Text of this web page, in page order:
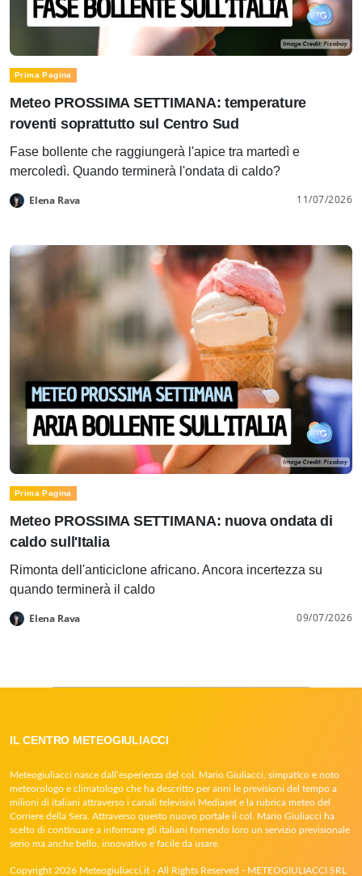
Prima Pagina
Meteo PROSSIMA SETTIMANA: temperature
roventi soprattutto sul Centro Sud
Fase bollente che raggiungerà l'apice tra martedì e
mercoledì. Quando terminerà l'ondata di caldo?
Elena Rava 11/07/2026
Prima Pagina
Meteo PROSSIMA SETTIMANA: nuova ondata di
caldo sull'Italia
Rimonta dell'anticiclone africano. Ancora incertezza su
quando terminerà il caldo
Elena Rava 09/07/2026
IL CENTRO METEOGIULIACCI
Meteogiuliacci nasce dall’esperienza del col. Mario Giuliacci, simpatico e noto
meteorologo e climatologo che ha descritto per anni le previsioni del tempo a
milioni di italiani attraverso i canali televisivi Mediaset e la rubrica meteo del
Corriere della Sera. Attraverso questo nuovo portale il col. Mario Giuliacci ha
scelto di continuare a informare gli italiani fornendo loro un servizio previsionale
serio ma anche bello, innovativo e facile da usare.
Copyright 2026 Meteogiuliacci.it - All Rights Reserved - METEOGIULIACCI SRL